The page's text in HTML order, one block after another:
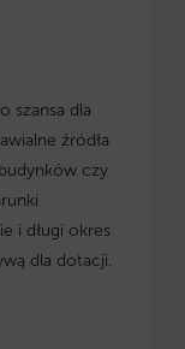
szansa dla
źródła
czy
i długi okres
dla dotacji.